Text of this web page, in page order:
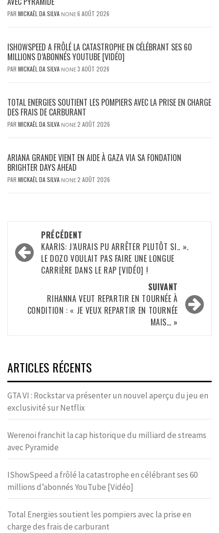
PAR MICKAËL DA SILVA NONE6 AOÛT 2026
ISHOWSPEED A FRÔLÉ LA CATASTROPHE EN CÉLÉBRANT SES 60
MILLIONS D’ABONNÉS YOUTUBE [VIDÉO]
PAR MICKAËL DA SILVA NONE3 AOÛT 2026
TOTAL ENERGIES SOUTIENT LES POMPIERS AVEC LA PRISE EN CHARGE
DES FRAIS DE CARBURANT
PAR MICKAËL DA SILVA NONE2 AOÛT 2026
ARIANA GRANDE VIENT EN AIDE À GAZA VIA SA FONDATION
BRIGHTER DAYS AHEAD
PAR MICKAËL DA SILVA NONE2 AOÛT 2026
Navigation
d’article
PRÉCÉDENT
KAARIS: J’AURAIS PU ARRÊTER PLUTÔT SI.. ».
LE DOZO VOULAIT PAS FAIRE UNE LONGUE
CARRIÈRE DANS LE RAP [VIDÉO] !
SUIVANT
RIHANNA VEUT REPARTIR EN TOURNÉE À
CONDITION : « JE VEUX REPARTIR EN TOURNÉE
MAIS… »
ARTICLES RÉCENTS
GTA VI : Rockstar va présenter un nouvel aperçu du jeu en
exclusivité sur Netflix
Werenoi franchit la cap historique du milliard de streams
avec Pyramide
IShowSpeed a frôlé la catastrophe en célébrant ses 60
millions d’abonnés YouTube [Vidéo]
Total Energies soutient les pompiers avec la prise en
charge des frais de carburant